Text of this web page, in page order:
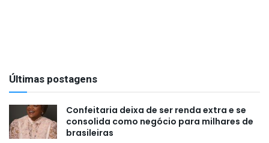
Últimas postagens
Confeitaria deixa de ser renda extra e se
consolida como negócio para milhares de
brasileiras